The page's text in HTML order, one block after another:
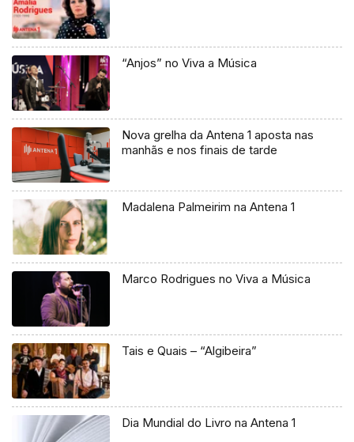
“Anjos” no Viva a Música
Nova grelha da Antena 1 aposta nas
manhãs e nos finais de tarde
Madalena Palmeirim na Antena 1
Marco Rodrigues no Viva a Música
Tais e Quais – “Algibeira”
Dia Mundial do Livro na Antena 1